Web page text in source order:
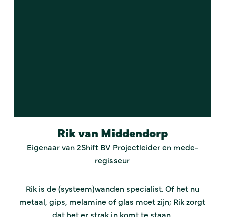
Rik van Middendorp
Eigenaar van 2Shift BV Projectleider en mede-
regisseur
Rik is de (systeem)wanden specialist. Of het nu
metaal, gips, melamine of glas moet zijn; Rik zorgt
dat het er strak in komt te staan.